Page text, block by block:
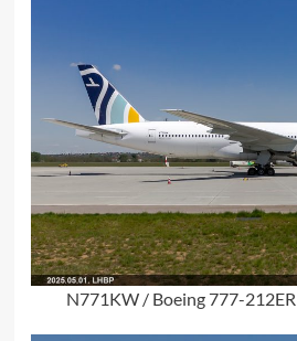
N771KW / Boeing 777-